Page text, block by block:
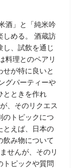
酒」と「純米吟
しめる。 酒蔵訪
し、試飲を通じ
料理とのペアリ
せが特に良いと
グパーティーや
とときを作れ
、そのリクエス
のトピックにつ
とえば、日本の
飲み物について
せんが、そのリ
トピックや質問